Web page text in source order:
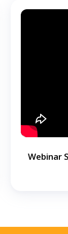
Webinar